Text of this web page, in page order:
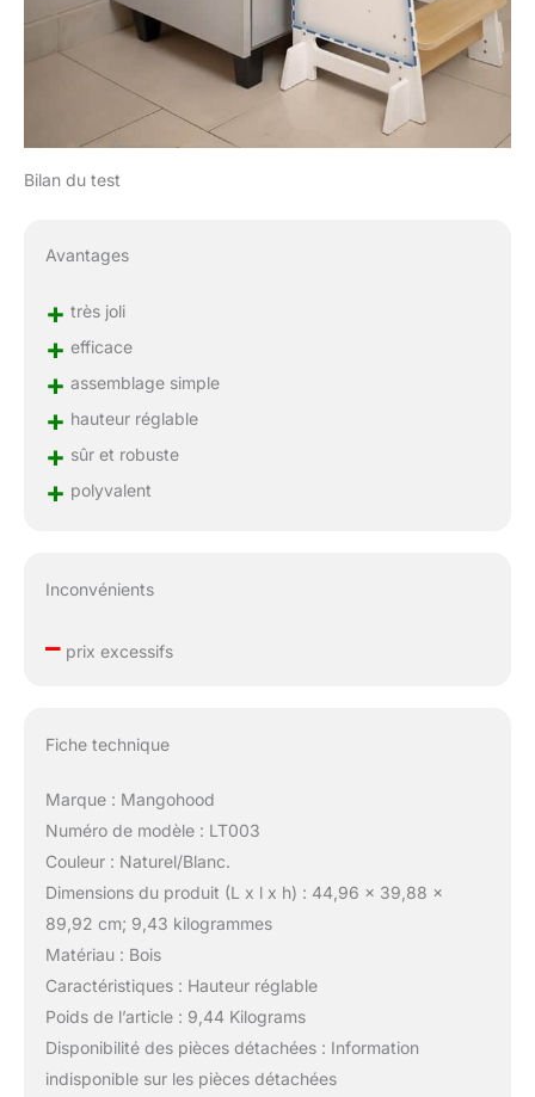
Bilan du test
Avantages
+ très joli
+ efficace
+ assemblage simple
+ hauteur réglable
+ sûr et robuste
+ polyvalent
Inconvénients
–prix excessifs
Fiche technique
Marque : Mangohood
Numéro de modèle : LT003
Couleur : Naturel/Blanc.
Dimensions du produit (L x l x h) : 44,96 x 39,88 x
89,92 cm; 9,43 kilogrammes
Matériau : Bois
Caractéristiques : Hauteur réglable
Poids de l’article : 9,44 Kilograms
Disponibilité des pièces détachées : Information
indisponible sur les pièces détachées